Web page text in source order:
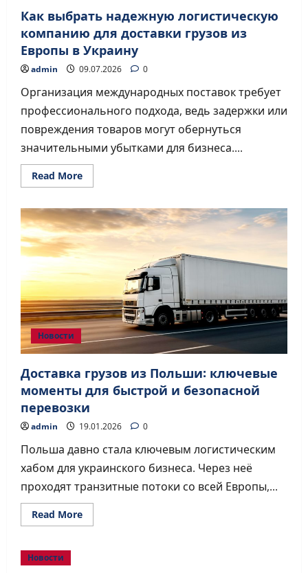
Как выбрать надежную логистическую
компанию для доставки грузов из
Европы в Украину
admin 09.07.2026 0
Организация международных поставок требует
профессионального подхода, ведь задержки или
повреждения товаров могут обернуться
значительными убытками для бизнеса....
Read MoreRead
more
выбрать
надежную
логистическую
компанию
для
доставки
грузов
из
в
Украину
Новости
Доставка грузов из Польши: ключевые
моменты для быстрой и безопасной
перевозки
admin 19.01.2026 0
Польша давно стала ключевым логистическим
хабом для украинского бизнеса. Через неё
проходят транзитные потоки со всей Европы,...
Read MoreRead
more
Новости